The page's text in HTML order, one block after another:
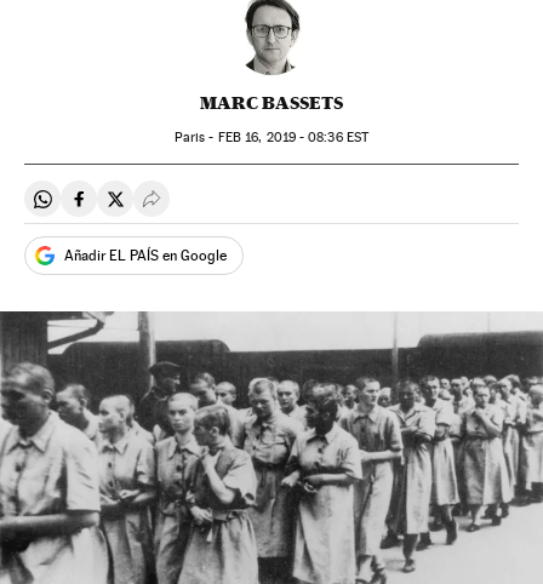
MARC BASSETS
Paris - FEB 16, 2019 - 08:36EST
Compartir en Whatsapp
Compartir en Facebook
Compartir en Twitter
Desplegar Redes Sociales
Añadir EL PAÍS en Google